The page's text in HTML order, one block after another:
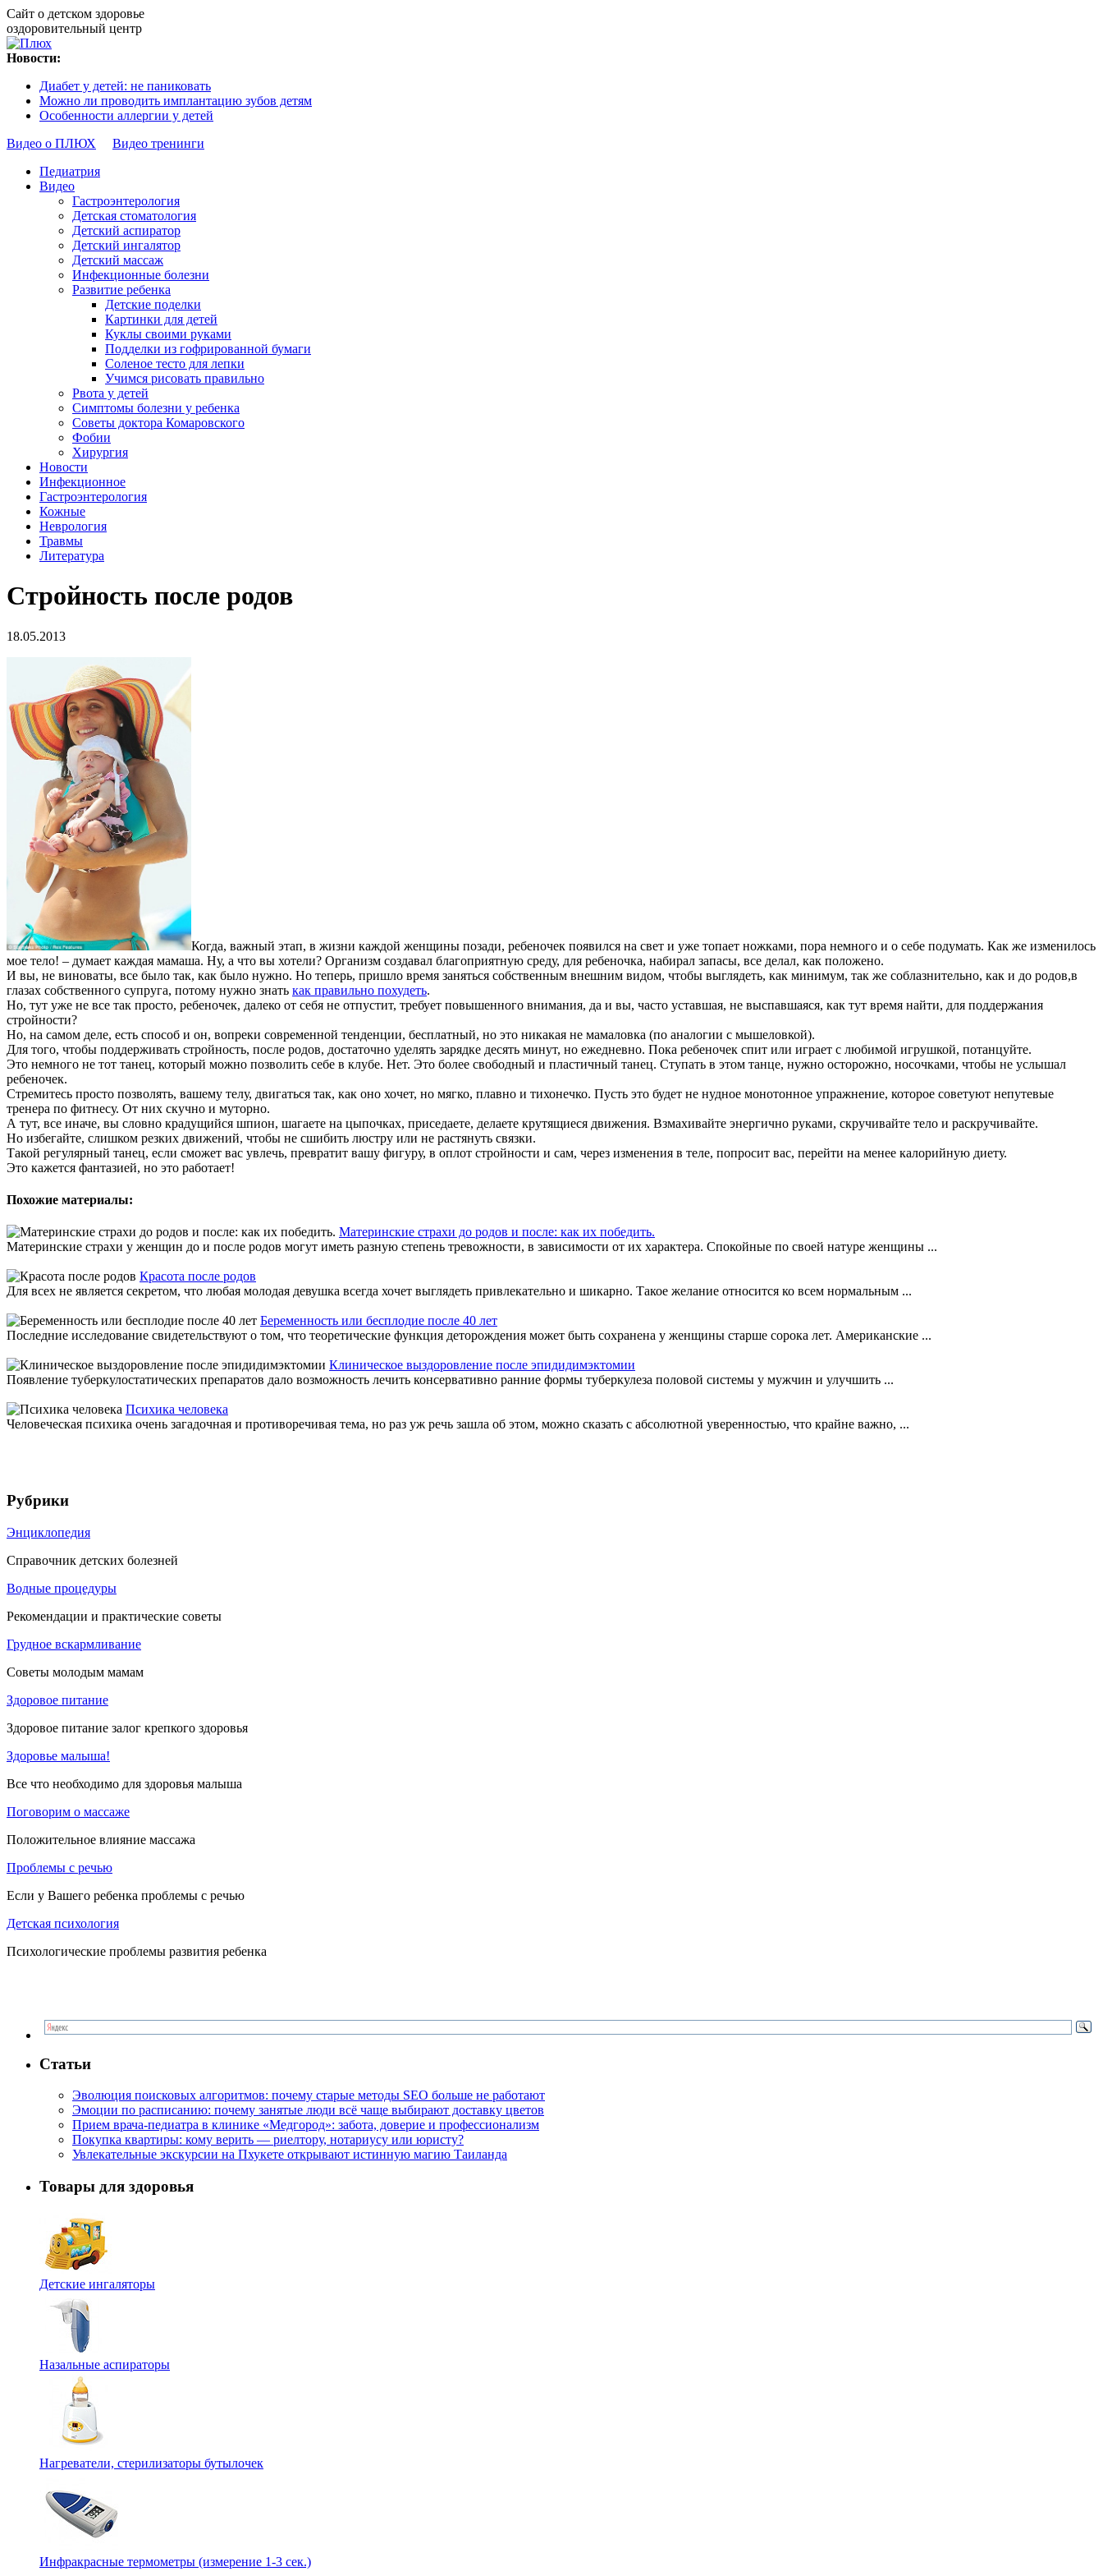
Сайт о детском здоровье
оздоровительный центр
Новости:
Диабет у детей: не паниковать
Можно ли проводить имплантацию зубов детям
Особенности аллергии у детей
Видео о ПЛЮХ
Видео тренинги
Педиатрия
Видео
Гастроэнтерология
Детская стоматология
Детский аспиратор
Детский ингалятор
Детский массаж
Инфекционные болезни
Развитие ребенка
Детские поделки
Картинки для детей
Куклы своими руками
Подделки из гофрированной бумаги
Соленое тесто для лепки
Учимся рисовать правильно
Рвота у детей
Симптомы болезни у ребенка
Советы доктора Комаровского
Фобии
Хирургия
Новости
Инфекционное
Гастроэнтерология
Кожные
Неврология
Травмы
Литература
Стройность после родов
18.05.2013
Когда, важный этап, в жизни каждой женщины позади, ребеночек появился на свет и уже топает ножками, пора немного и о себе подумать. Как же изменилось
мое тело! – думает каждая мамаша. Ну, а что вы хотели? Организм создавал благоприятную среду, для ребеночка, набирал запасы, все делал, как положено.
И вы, не виноваты, все было так, как было нужно. Но теперь, пришло время заняться собственным внешним видом, чтобы выглядеть, как минимум, так же соблазнительно, как и до родов,в
глазах собственного супруга, потому нужно знать как правильно похудеть.
Но, тут уже не все так просто, ребеночек, далеко от себя не отпустит, требует повышенного внимания, да и вы, часто уставшая, не выспавшаяся, как тут время найти, для поддержания
стройности?
Но, на самом деле, есть способ и он, вопреки современной тенденции, бесплатный, но это никакая не мамаловка (по аналогии с мышеловкой).
Для того, чтобы поддерживать стройность, после родов, достаточно уделять зарядке десять минут, но ежедневно. Пока ребеночек спит или играет с любимой игрушкой, потанцуйте.
Это немного не тот танец, который можно позволить себе в клубе. Нет. Это более свободный и пластичный танец. Ступать в этом танце, нужно осторожно, носочками, чтобы не услышал
ребеночек.
Стремитесь просто позволять, вашему телу, двигаться так, как оно хочет, но мягко, плавно и тихонечко. Пусть это будет не нудное монотонное упражнение, которое советуют непутевые
тренера по фитнесу. От них скучно и муторно.
А тут, все иначе, вы словно крадущийся шпион, шагаете на цыпочках, приседаете, делаете крутящиеся движения. Взмахивайте энергично руками, скручивайте тело и раскручивайте.
Но избегайте, слишком резких движений, чтобы не сшибить люстру или не растянуть связки.
Такой регулярный танец, если сможет вас увлечь, превратит вашу фигуру, в оплот стройности и сам, через изменения в теле, попросит вас, перейти на менее калорийную диету.
Это кажется фантазией, но это работает!
Похожие материалы:
Материнские страхи до родов и после: как их победить.
Материнские страхи у женщин до и после родов могут иметь разную степень тревожности, в зависимости от их характера. Спокойные по своей натуре женщины ...
Красота после родов
Для всех не является секретом, что любая молодая девушка всегда хочет выглядеть привлекательно и шикарно. Такое желание относится ко всем нормальным ...
Беременность или бесплодие после 40 лет
Последние исследование свидетельствуют о том, что теоретические функция деторождения может быть сохранена у женщины старше сорока лет. Американские ...
Клиническое выздоровление после эпидидимэктомии
Появление туберкулостатических препаратов дало возможность лечить консервативно ранние формы туберкулеза половой системы у мужчин и улучшить ...
Психика человека
Человеческая психика очень загадочная и противоречивая тема, но раз уж речь зашла об этом, можно сказать с абсолютной уверенностью, что крайне важно, ...
Рубрики
Энциклопедия
Справочник детских болезней
Водные процедуры
Рекомендации и практические советы
Грудное вскармливание
Советы молодым мамам
Здоровое питание
Здоровое питание залог крепкого здоровья
Здоровье малыша!
Все что необходимо для здоровья малыша
Поговорим о массаже
Положительное влияние массажа
Проблемы с речью
Если у Вашего ребенка проблемы с речью
Детская психология
Психологические проблемы развития ребенка
Статьи
Эволюция поисковых алгоритмов: почему старые методы SEO больше не работают
Эмоции по расписанию: почему занятые люди всё чаще выбирают доставку цветов
Прием врача-педиатра в клинике «Медгород»: забота, доверие и профессионализм
Покупка квартиры: кому верить — риелтору, нотариусу или юристу?
Увлекательные экскурсии на Пхукете открывают истинную магию Таиланда
Товары для здоровья
Детские ингаляторы
Назальные аспираторы
Нагреватели, стерилизаторы бутылочек
Инфракрасные термометры (измерение 1-3 сек.)